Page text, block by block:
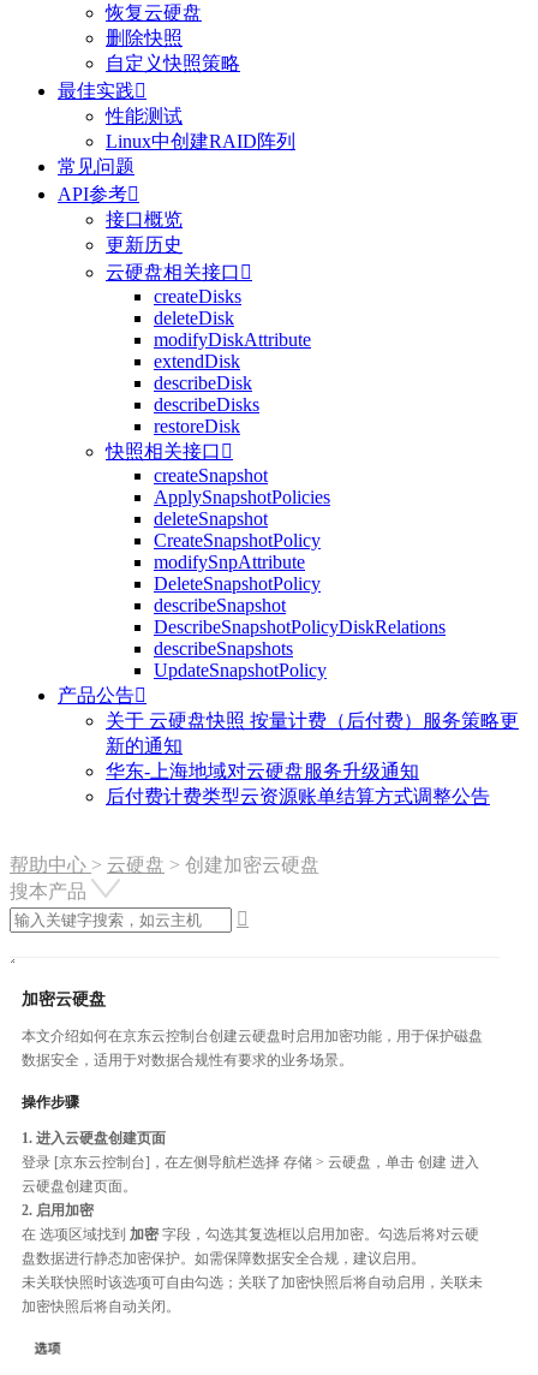
恢复云硬盘
删除快照
自定义快照策略
最佳实践
性能测试
Linux中创建RAID阵列
常见问题
API参考
接口概览
更新历史
云硬盘相关接口 
createDisks
deleteDisk
modifyDiskAttribute
extendDisk
describeDisk
describeDisks
restoreDisk
快照相关接口 
createSnapshot
ApplySnapshotPolicies
deleteSnapshot
CreateSnapshotPolicy
modifySnpAttribute
DeleteSnapshotPolicy
describeSnapshot
DescribeSnapshotPolicyDiskRelations
describeSnapshots
UpdateSnapshotPolicy
产品公告
关于 云硬盘快照 按量计费（后付费）服务策略更
新的通知
华东-上海地域对云硬盘服务升级通知
后付费计费类型云资源账单结算方式调整公告
帮助中心 > 云硬盘 > 创建加密云硬盘
搜本产品

加密云硬盘
本文介绍如何在京东云控制台创建云硬盘时启用加密功能，用于保护磁盘
数据安全，适用于对数据合规性有要求的业务场景。
操作步骤
1. 进入云硬盘创建页面
登录 [京东云控制台]，在左侧导航栏选择 存储 > 云硬盘，单击 创建 进入
云硬盘创建页面。
2. 启用加密
在 选项区域找到 加密 字段，勾选其复选框以启用加密。勾选后将对云硬
盘数据进行静态加密保护。如需保障数据安全合规，建议启用。
未关联快照时该选项可自由勾选；关联了加密快照后将自动启用，关联未
加密快照后将自动关闭。